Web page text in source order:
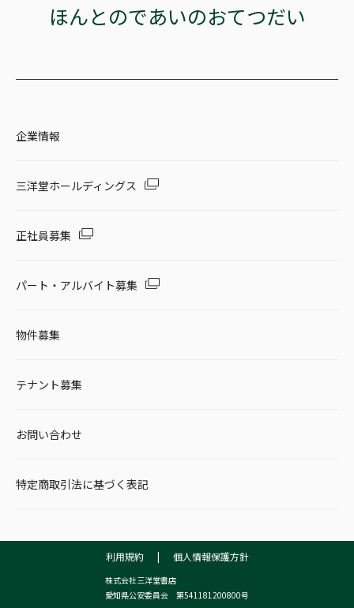
ほんとのであいのおてつだい
企業情報
三洋堂ホールディングス
正社員募集
パート・アルバイト募集
物件募集
テナント募集
お問い合わせ
特定商取引法に基づく表記
利用規約 | 個人情報保護方針
株式会社三洋堂書店
愛知県公安委員会 第541181200800号